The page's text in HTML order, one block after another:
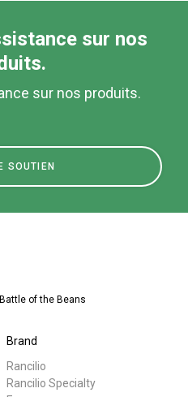
sur nos
sur nos produits.
SOUTIEN
of the Beans
Brand
Rancilio
Rancilio Specialty